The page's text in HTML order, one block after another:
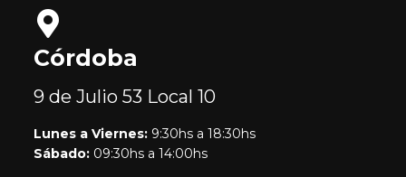
Córdoba
9 de Julio 53 Local 10
Lunes a Viernes: 9:30hs a 18:30hs
Sábado: 09:30hs a 14:00hs